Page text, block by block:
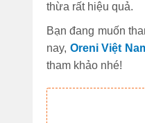
thừa rất hiệu quả.
Bạn đang muốn
nay, Oreni Việt
tham khảo nhé!